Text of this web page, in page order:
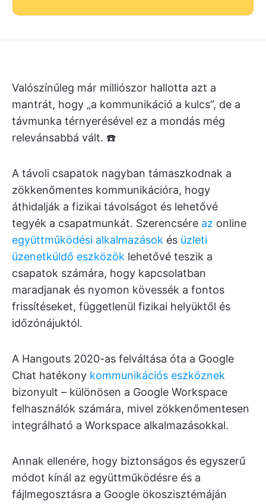
Valószínűleg már milliószor hallotta azt a
mantrát, hogy „a kommunikáció a kulcs”, de a
távmunka térnyerésével ez a mondás még
relevánsabbá vált. ☎️
A távoli csapatok nagyban támaszkodnak a
zökkenőmentes kommunikációra, hogy
áthidalják a fizikai távolságot és lehetővé
tegyék a csapatmunkát. Szerencsére az online
együttműködési alkalmazások és üzleti
üzenetküldő eszközök lehetővé teszik a
csapatok számára, hogy kapcsolatban
maradjanak és nyomon kövessék a fontos
frissítéseket, függetlenül fizikai helyüktől és
időzónájuktól.
A Hangouts 2020-as felváltása óta a Google
Chat hatékony kommunikációs eszköznek
bizonyult – különösen a Google Workspace
felhasználók számára, mivel zökkenőmentesen
integrálható a Workspace alkalmazásokkal.
Annak ellenére, hogy biztonságos és egyszerű
módot kínál az együttműködésre és a
fájlmegosztásra a Google ökoszisztémáján